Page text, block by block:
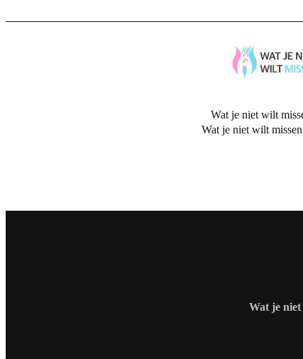
Wat je niet wilt
Wat je niet wilt
Wat je niet